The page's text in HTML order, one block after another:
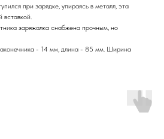
при зарядке, упираясь в металл, эта
вставкой.
заряжалка снабжена прочным, но
- 14 мм, длина - 85 мм. Ширина